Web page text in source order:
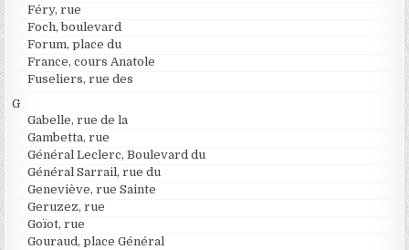
Féry, rue
Foch, boulevard
Forum, place du
France, cours Anatole
Fuseliers, rue des
G
Gabelle, rue de la
Gambetta, rue
Général Leclerc, Boulevard du
Général Sarrail, rue du
Geneviève, rue Sainte
Geruzez, rue
Goïot, rue
Gouraud, place Général